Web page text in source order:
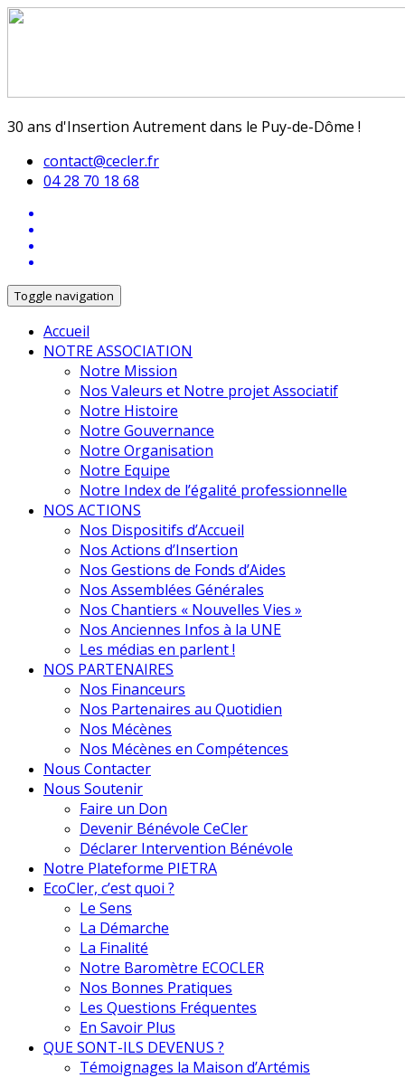
30 ans d'Insertion Autrement dans le Puy-de-Dôme !
contact@cecler.fr
04 28 70 18 68
Toggle navigation
Accueil
NOTRE ASSOCIATION
Notre Mission
Nos Valeurs et Notre projet Associatif
Notre Histoire
Notre Gouvernance
Notre Organisation
Notre Equipe
Notre Index de l’égalité professionnelle
NOS ACTIONS
Nos Dispositifs d’Accueil
Nos Actions d’Insertion
Nos Gestions de Fonds d’Aides
Nos Assemblées Générales
Nos Chantiers « Nouvelles Vies »
Nos Anciennes Infos à la UNE
Les médias en parlent !
NOS PARTENAIRES
Nos Financeurs
Nos Partenaires au Quotidien
Nos Mécènes
Nos Mécènes en Compétences
Nous Contacter
Nous Soutenir
Faire un Don
Devenir Bénévole CeCler
Déclarer Intervention Bénévole
Notre Plateforme PIETRA
EcoCler, c’est quoi ?
Le Sens
La Démarche
La Finalité
Notre Baromètre ECOCLER
Nos Bonnes Pratiques
Les Questions Fréquentes
En Savoir Plus
QUE SONT-ILS DEVENUS ?
Témoignages la Maison d’Artémis